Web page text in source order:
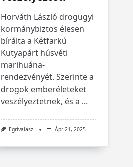
Horváth László drogügyi
kormánybiztos élesen
bírálta a Kétfarkú
Kutyapárt húsvéti
marihuána-
rendezvényét. Szerinte a
drogok emberéleteket
veszélyeztetnek, és a ...
Egrivalasz Ápr 21, 2025